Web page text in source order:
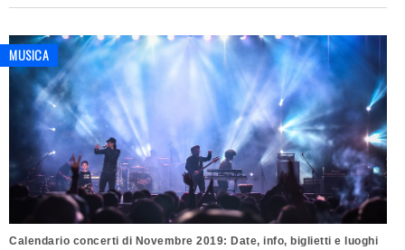
MUSICA
Calendario concerti di Novembre 2019: Date, info, biglietti e luoghi